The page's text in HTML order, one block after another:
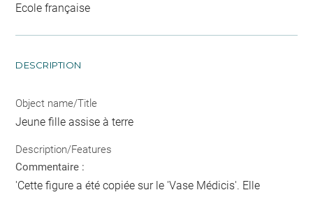
Ecole française
DESCRIPTION
Object name/Title
Jeune fille assise à terre
Description/Features
Commentaire :
'Cette figure a été copiée sur le 'Vase Médicis'. Elle